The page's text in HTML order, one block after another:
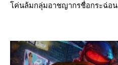
ค่นล้มกลุ่มอาชญากรชื่อกระฉ่อน